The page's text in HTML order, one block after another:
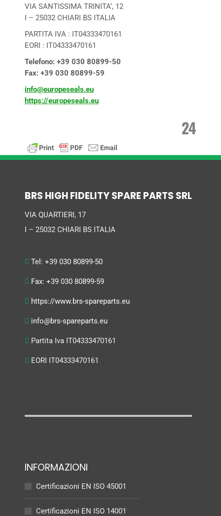
VIA SANTISSIMA TRINITA‘, 12
I – 25032 CHIARI BS ITALIA
PARTITA IVA : IT04333470161
EORI : IT04333470161
Telefono: +39 030 80899-50
Fax: +39 030 80899-59
info@europeseals.eu
https://europeseals.eu
24
BRS HIGH FIDELITY SPARE PARTS SRL
VIA QUARTIERI, 17
I – 25032 CHIARI BS ITALIA
Tel: +39 030 80899-50
Fax: +39 030 80899-59
https://www.brs-spareparts.eu
info@brs-spareparts.eu
Partita Iva IT04333470161
EORI IT04333470161
INFORMAZIONI
Certificazioni EN ISO 45001
Certificazioni EN ISO 14001